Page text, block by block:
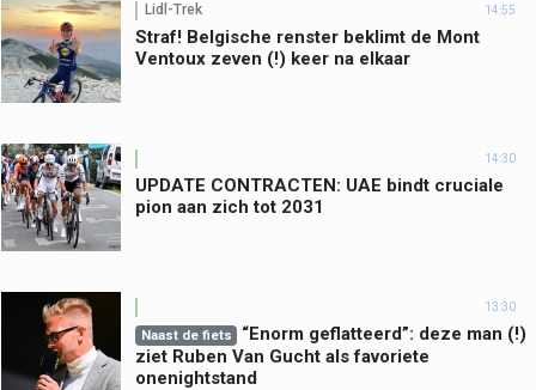
Lidl-Trek 14:55
Straf! Belgische renster beklimt de Mont
Ventoux zeven (!) keer na elkaar
14:30
UPDATE CONTRACTEN: UAE bindt cruciale
pion aan zich tot 2031
13:30
Naast de fiets
“Enorm geflatteerd”: deze man (!)
ziet Ruben Van Gucht als favoriete
onenightstand